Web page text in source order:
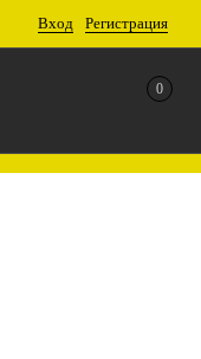
Вход Регистрация
0